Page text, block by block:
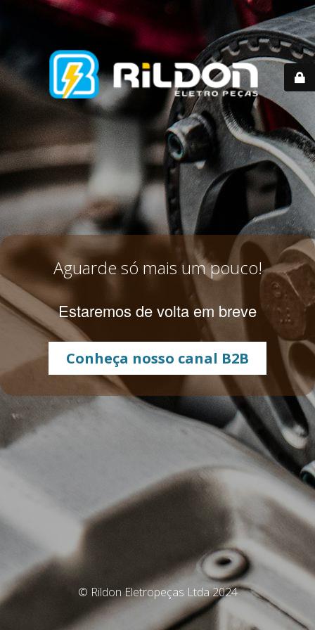
Aguarde só mais um pouco!
Estaremos de volta em breve
Conheça nosso canal B2B
© Rildon Eletropeças Ltda 2024